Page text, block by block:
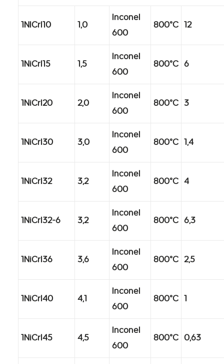
1NICrI10 1,0
Inconel
600
800°C 12
1NiCrI15 1,5
Inconel
600
800°C 6
1NiCrI20 2,0
Inconel
600
800°C 3
1NiCrI30 3,0
Inconel
600
800°C 1,4
1NiCrI32 3,2
Inconel
600
800°C 4
1NiCrI32-6 3,2
Inconel
600
800°C 6,3
1NiCrI36 3,6
Inconel
600
800°C 2,5
1NiCrI40 4,1
Inconel
600
800°C 1
1NiCrI45 4,5
Inconel
600
800°C 0,63